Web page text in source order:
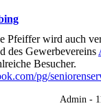
Pfeiffer wird auch
des Gewerbevereins
Besucher.
pg/
Admin -